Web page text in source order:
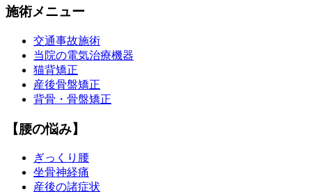
施術メニュー
交通事故施術
当院の電気治療機器
猫背矯正
産後骨盤矯正
背骨・骨盤矯正
【腰の悩み】
ぎっくり腰
坐骨神経痛
産後の諸症状